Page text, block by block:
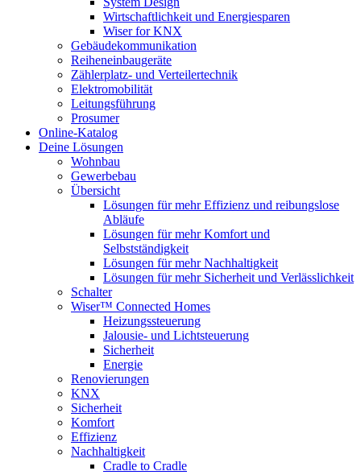
Wirtschaftlichkeit und Energiesparen
Wiser for KNX
Gebäudekommunikation
Reiheneinbaugeräte
Zählerplatz- und Verteilertechnik
Elektromobilität
Leitungsführung
Prosumer
Online-Katalog
Deine Lösungen
Wohnbau
Gewerbebau
Übersicht
Lösungen für mehr Effizienz und reibungslose
Abläufe
Lösungen für mehr Komfort und
Selbstständigkeit
Lösungen für mehr Nachhaltigkeit
Lösungen für mehr Sicherheit und Verlässlichkeit
Schalter
Wiser™ Connected Homes
Heizungssteuerung
Jalousie- und Lichtsteuerung
Sicherheit
Energie
Renovierungen
KNX
Sicherheit
Komfort
Effizienz
Nachhaltigkeit
Cradle to Cradle